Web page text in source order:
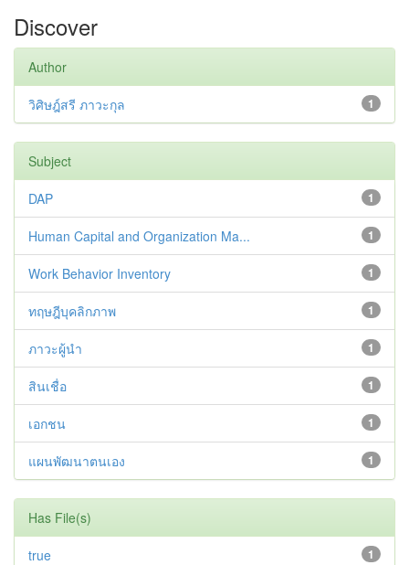
Discover
Author
1
วิศิษฎ์สรี ภาวะกุล
Subject
1
DAP
1
Human Capital and Organization Ma...
1
Work Behavior Inventory
1
ทฤษฎีบุคลิกภาพ
1
ภาวะผู้นำ
1
สินเชื่อ
1
เอกชน
1
แผนพัฒนาตนเอง
Has File(s)
1
true